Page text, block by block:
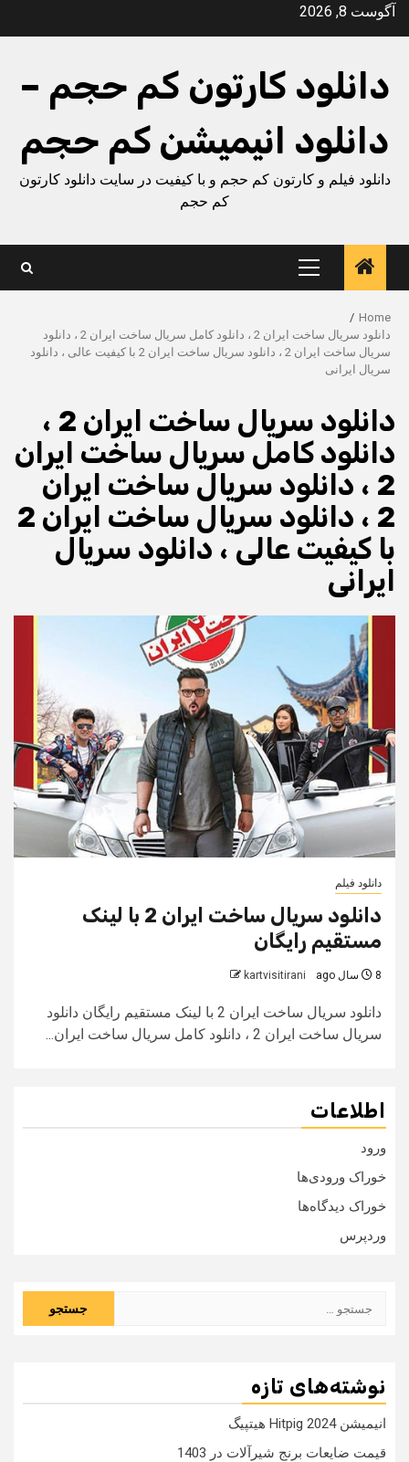
Skipآگوست 8, 2026
دانلود کارتون کم حجم –
دانلود انیمیشن کم حجم
دانلود فیلم و کارتون کم حجم و با کیفیت در سایت دانلود کارتون
کم حجم
Primary
Menu
Home
دانلود سریال ساخت ایران 2 ، دانلود کامل سریال ساخت ایران 2 ، دانلود
سریال ساخت ایران 2 ، دانلود سریال ساخت ایران 2 با کیفیت عالی ، دانلود
سریال ایرانی
دانلود سریال ساخت ایران 2 ،
دانلود کامل سریال ساخت ایران
2 ، دانلود سریال ساخت ایران
2 ، دانلود سریال ساخت ایران 2
با کیفیت عالی ، دانلود سریال
ایرانی
دانلود فیلم
دانلود سریال ساخت ایران 2 با لینک
مستقیم رایگان
8 سال ago kartvisitirani
دانلود سریال ساخت ایران 2 با لینک مستقیم رایگان دانلود
سریال ساخت ایران 2 ، دانلود کامل سریال ساخت ایران...
اطلاعات
ورود
خوراک ورودی‌ها
خوراک دیدگاه‌ها
وردپرس
نوشته‌های تازه
انیمیشن Hitpig 2024 هیتپیگ
قیمت ضایعات برنج شیرآلات در 1403